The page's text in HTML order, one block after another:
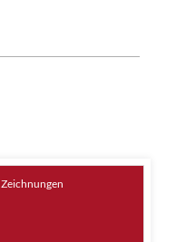
Zeichnungen